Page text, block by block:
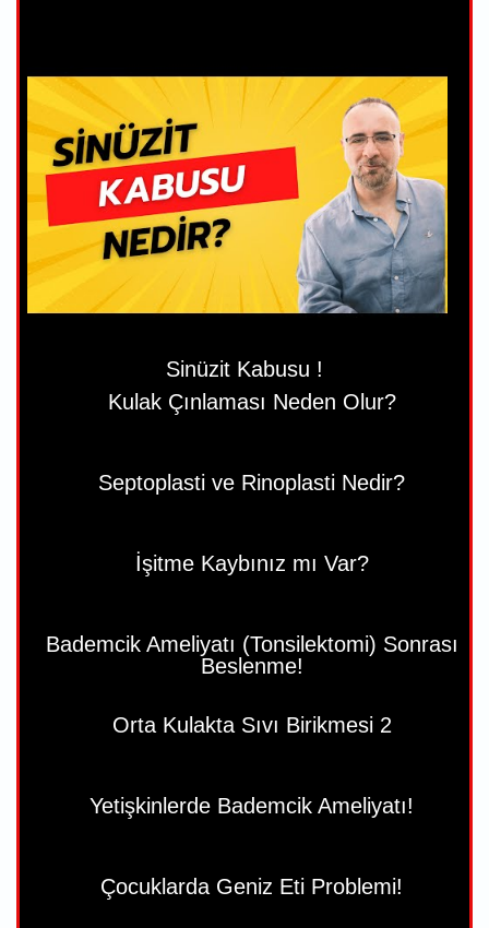
Sinüzit Kabusu !
Kulak Çınlaması Neden Olur?
Septoplasti ve Rinoplasti Nedir?
İşitme Kaybınız mı Var?
Bademcik Ameliyatı (Tonsilektomi) Sonrası
Beslenme!
Orta Kulakta Sıvı Birikmesi 2
Yetişkinlerde Bademcik Ameliyatı!
Çocuklarda Geniz Eti Problemi!